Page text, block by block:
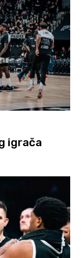
igrača